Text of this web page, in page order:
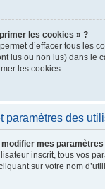
les cookies » ?
d’effacer tous les
lus ou non lus) dans le
les cookies.
paramètres des
mes paramètres
inscrit, tous vos
sur votre nom